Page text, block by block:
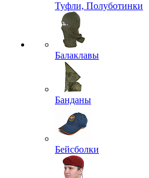
Туфли, Полуботинки
Балаклавы
Банданы
Бейсболки